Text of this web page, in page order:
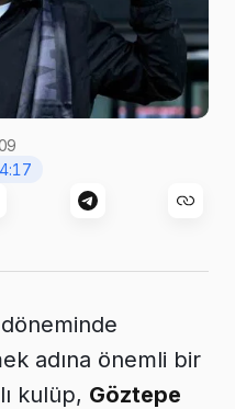
adına önemli bir
kulüp, Göztepe